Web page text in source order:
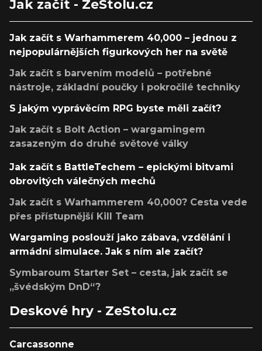
Jak začít - ZeStolu.cz
Jak začít s Warhammerem 40,000 – jednou z
nejpopulárnějších figurkových her na světě
Jak začít s barvením modelů – potřebné
nástroje, základní poučky i pokročilé techniky
S jakým vyprávěcím RPG byste měli začít?
Jak začít s Bolt Action – wargamingem
zasazeným do druhé světové války
Jak začít s BattleTechem – epickými bitvami
obrovitých válečných mechů
Jak začít s Warhammerem 40,000? Cesta vede
přes přístupnější Kill Team
Wargaming poslouží jako zábava, vzdělání i
armádní simulace. Jak s ním ale začít?
Symbaroum Starter Set – cesta, jak začít se
„švédským DnD“?
Deskové hry - ZeStolu.cz
Carcassonne